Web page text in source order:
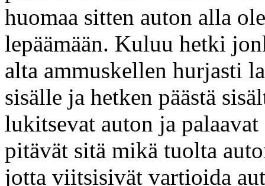
huomaa sitten auton alla
lepäämään. Kuluu hetki
alta ammuskellen hurjasti
sisälle ja hetken päästä
lukitsevat auton ja
pitävät sitä mikä tuolta
jotta viitsisivät vartioida